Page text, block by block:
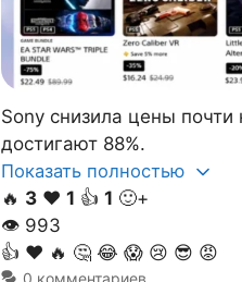
Sony снизила цены
достигают 88%.
Показать полностью
🔥 3 ❤️ 1 👍 1 🙂+
👁 993
👍 ❤️ 🔥 🤔 😂 😱 😢 😎 😡
0 комментариев